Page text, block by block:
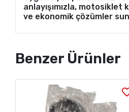
anlayışımızla, motosiklet
ve ekonomik çözümler
Benzer Ürünler